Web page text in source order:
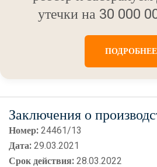
утечки на 30 000
ПОДРОБНЕЕ
Заключения о
Номер:24461/13
Дата:29.03.2021
Срок действия:28.03.2022